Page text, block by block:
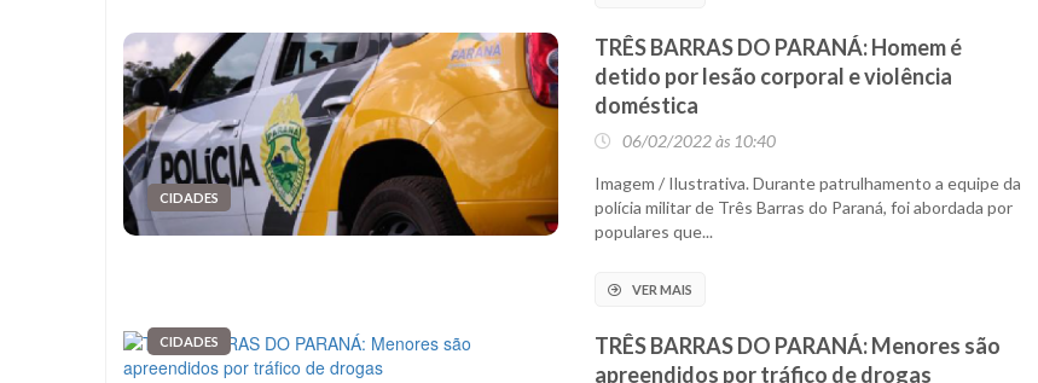
CIDADES
TRÊS BARRAS DO PARANÁ: Homem é
detido por lesão corporal e violência
doméstica
06/02/2022 às 10:40
Imagem / Ilustrativa. Durante patrulhamento a equipe da
polícia militar de Três Barras do Paraná, foi abordada por
populares que...
VER MAIS
CIDADES
TRÊS BARRAS DO PARANÁ: Menores são
apreendidos por tráfico de drogas